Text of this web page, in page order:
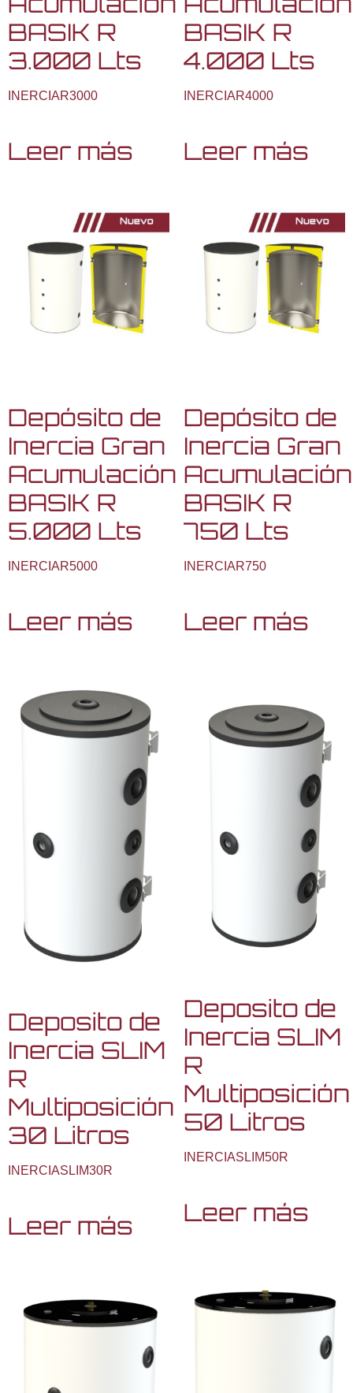
BASIK R
3.000 Lts
INERCIAR3000
Leer más
BASIK R
4.000 Lts
INERCIAR4000
Leer más
Depósito de
Inercia Gran
Acumulación
BASIK R
5.000 Lts
INERCIAR5000
Leer más
Depósito de
Inercia Gran
Acumulación
BASIK R
750 Lts
INERCIAR750
Leer más
Deposito de
Inercia SLIM
R
Multiposición
30 Litros
INERCIASLIM30R
Leer más
Deposito de
Inercia SLIM
R
Multiposición
50 Litros
INERCIASLIM50R
Leer más